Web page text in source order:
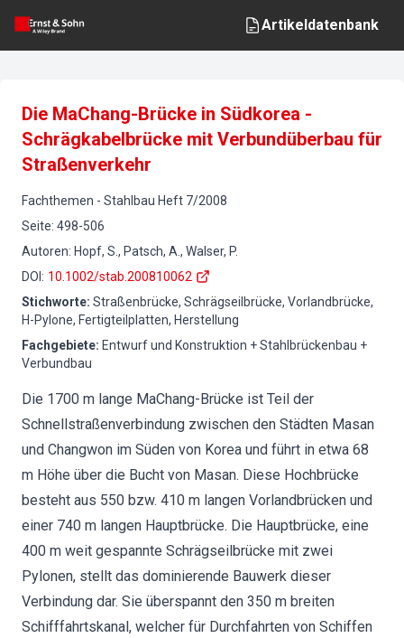
Artikeldatenbank
Die MaChang-Brücke in Südkorea -
Schrägkabelbrücke mit Verbundüberbau für
Straßenverkehr
Fachthemen - Stahlbau Heft 7/2008
Seite: 498-506
Autoren: Hopf, S., Patsch, A., Walser, P.
DOI : 10.1002/stab.200810062
Stichworte: Straßenbrücke, Schrägseilbrücke, Vorlandbrücke,
H-Pylone, Fertigteilplatten, Herstellung
Fachgebiete: Entwurf und Konstruktion + Stahlbrückenbau +
Verbundbau
Die 1700 m lange MaChang-Brücke ist Teil der
Schnellstraßenverbindung zwischen den Städten Masan
und Changwon im Süden von Korea und führt in etwa 68
m Höhe über die Bucht von Masan. Diese Hochbrücke
besteht aus 550 bzw. 410 m langen Vorlandbrücken und
einer 740 m langen Hauptbrücke. Die Hauptbrücke, eine
400 m weit gespannte Schrägseilbrücke mit zwei
Pylonen, stellt das dominierende Bauwerk dieser
Verbindung dar. Sie überspannt den 350 m breiten
Schifffahrtskanal, welcher für Durchfahrten von Schiffen